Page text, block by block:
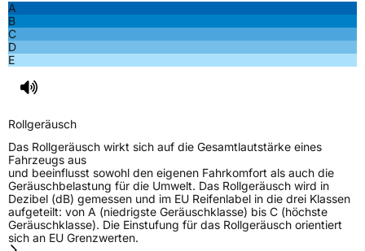
Fahrzeugklasse
3PMSF / Schneeflockensymbol / Alpine-Symbol
EPREL ID 488163
Allgemeine Produktsicherheit (GPSR)
HerstellerkontaktWindforce, Qingdao China,
maksim.meng@landspidertire.com
A
B
C
D
E
Rollgeräusch
Das Rollgeräusch wirkt sich auf die Gesamtlautstärke eines
Fahrzeugs aus
und beeinflusst sowohl den eigenen Fahrkomfort als auch die
Geräuschbelastung für die Umwelt. Das Rollgeräusch wird in
Dezibel (dB) gemessen und im EU Reifenlabel in die drei Klassen
aufgeteilt: von A (niedrigste Geräuschklasse) bis C (höchste
Geräuschklasse). Die Einstufung für das Rollgeräusch orientiert
sich an EU Grenzwerten.